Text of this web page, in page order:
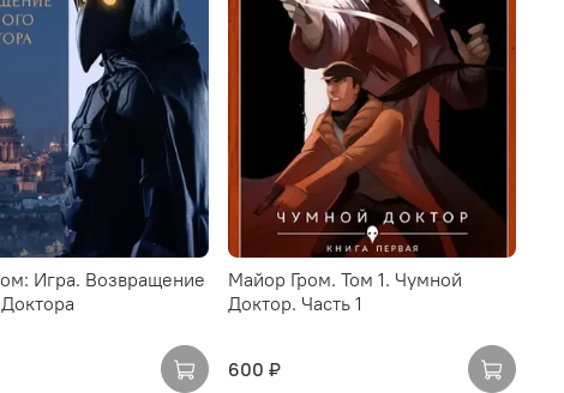
Игра. Возвращение
Майор Гром. Том 1. Чумной
Доктор. Часть 1
600 ₽